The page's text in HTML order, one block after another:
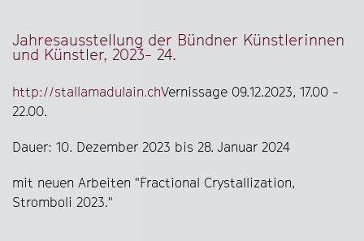
Jahresausstellung der Bündner Künstlerinnen
und Künstler, 2023- 24.
http://stallamadulain.chVernissage 09.12.2023, 17.00 -
22.00.
Dauer: 10. Dezember 2023 bis 28. Januar 2024
mit neuen Arbeiten "Fractional Crystallization,
Stromboli 2023."